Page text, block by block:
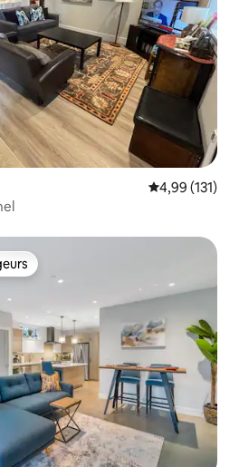
Note
4,99 (131)
parmi les plus aimés